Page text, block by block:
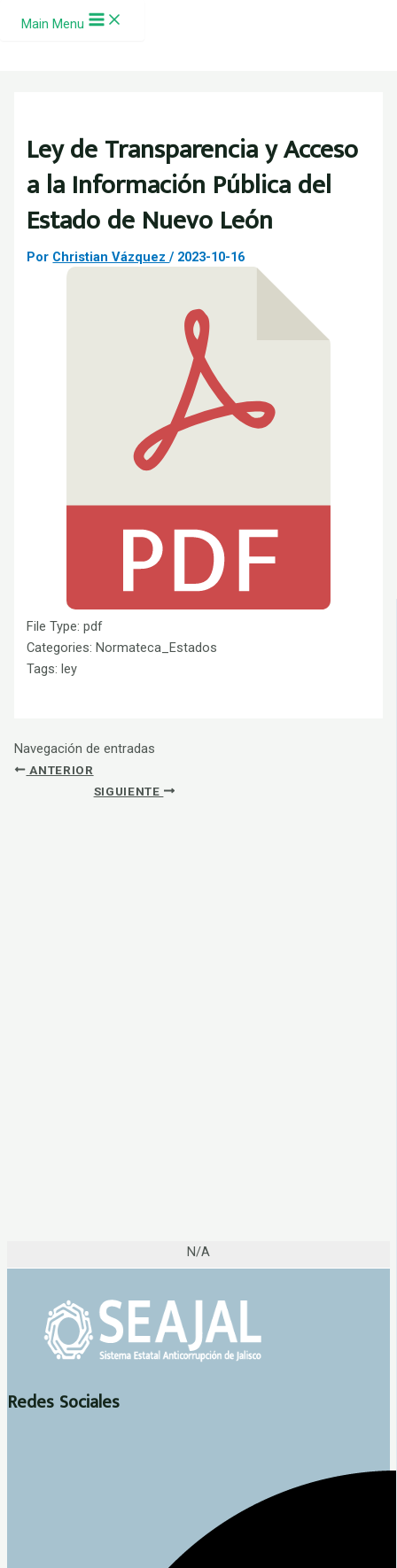
Ir al contenido
Main Menu
Ley de Transparencia y Acceso
a la Información Pública del
Estado de Nuevo León
Por Christian Vázquez/ 2023-10-16
File Type:pdf
Categories:Normateca_Estados
Tags:ley
Navegación de entradas
ANTERIOR
SIGUIENTE
N/A
Redes Sociales